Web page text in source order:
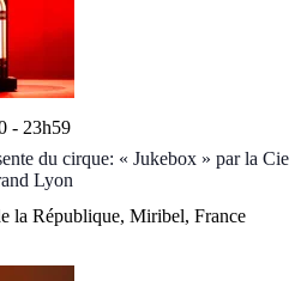
du cirque: « Jukebox » par la Cie
Lyon
- 23h59
la République, Miribel, France